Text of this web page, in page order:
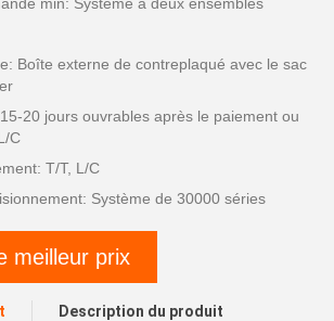
Boîte externe de contreplaqué avec le sac
20 jours ouvrables après le paiement ou
C
T/T, L/C
Système de 30000 séries
meilleur prix
Description du produit